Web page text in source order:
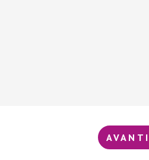
AVANTI